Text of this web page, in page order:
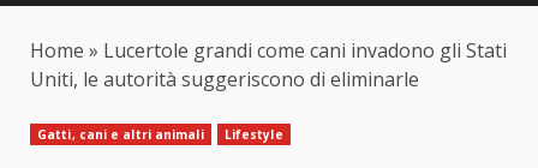
Home » Lucertole grandi come cani invadono gli Stati
Uniti, le autorità suggeriscono di eliminarle
Gatti, cani e altri animali Lifestyle